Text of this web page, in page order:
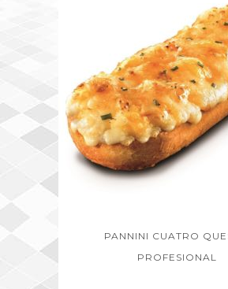
PANNINI CUATRO
PROFESIONAL